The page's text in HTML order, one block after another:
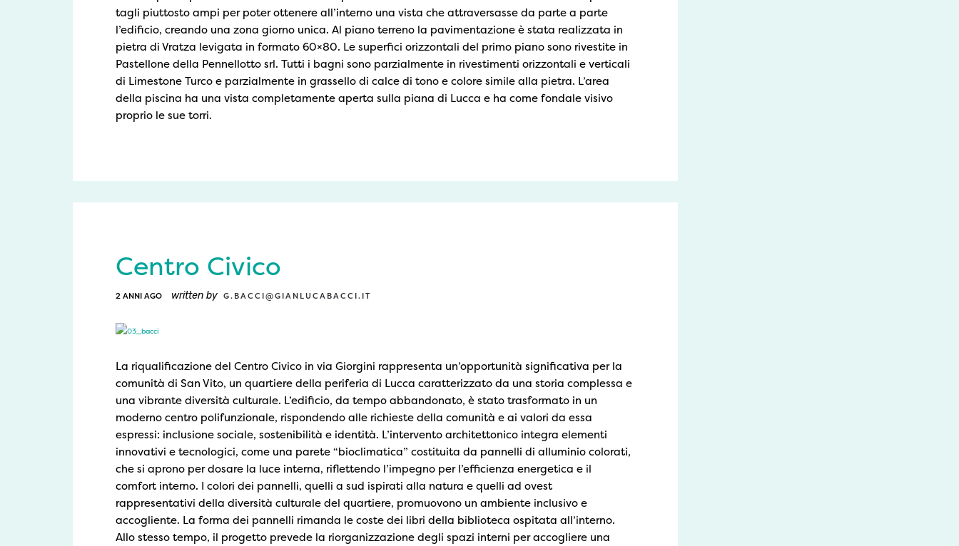
tagli piuttosto ampi per poter ottenere all’interno una vista che attraversasse da parte a parte
l’edificio, creando una zona giorno unica. Al piano terreno la pavimentazione è stata realizzata in
pietra di Vratza levigata in formato 60×80. Le superfici orizzontali del primo piano sono rivestite in
Pastellone della Pennellotto srl. Tutti i bagni sono parzialmente in rivestimenti orizzontali e verticali
di Limestone Turco e parzialmente in grassello di calce di tono e colore simile alla pietra. L’area
della piscina ha una vista completamente aperta sulla piana di Lucca e ha come fondale visivo
proprio le sue torri.
Centro Civico
2 ANNI AGO written by G.BACCI@GIANLUCABACCI.IT
La riqualificazione del Centro Civico in via Giorgini rappresenta un’opportunità significativa per la
comunità di San Vito, un quartiere della periferia di Lucca caratterizzato da una storia complessa e
una vibrante diversità culturale. L’edificio, da tempo abbandonato, è stato trasformato in un
moderno centro polifunzionale, rispondendo alle richieste della comunità e ai valori da essa
espressi: inclusione sociale, sostenibilità e identità. L’intervento architettonico integra elementi
innovativi e tecnologici, come una parete “bioclimatica” costituita da pannelli di alluminio colorati,
che si aprono per dosare la luce interna, riflettendo l’impegno per l’efficienza energetica e il
comfort interno. I colori dei pannelli, quelli a sud ispirati alla natura e quelli ad ovest
rappresentativi della diversità culturale del quartiere, promuovono un ambiente inclusivo e
accogliente. La forma dei pannelli rimanda le coste dei libri della biblioteca ospitata all’interno.
Allo stesso tempo, il progetto prevede la riorganizzazione degli spazi interni per accogliere una